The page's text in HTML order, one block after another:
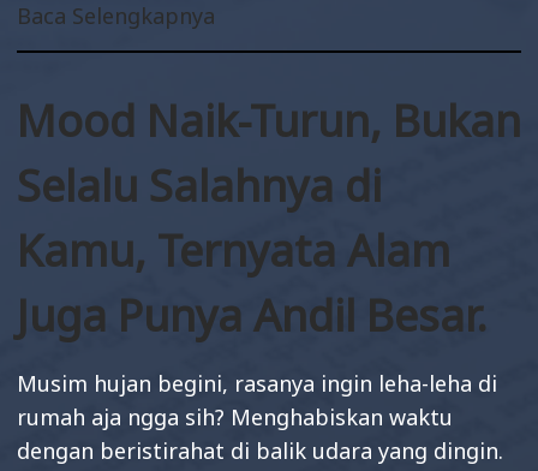
Baca Selengkapnya
Mood Naik-Turun, Bukan
Selalu Salahnya di
Kamu, Ternyata Alam
Juga Punya Andil Besar.
Musim hujan begini, rasanya ingin leha-leha di
rumah aja ngga sih? Menghabiskan waktu
dengan beristirahat di balik udara yang dingin.